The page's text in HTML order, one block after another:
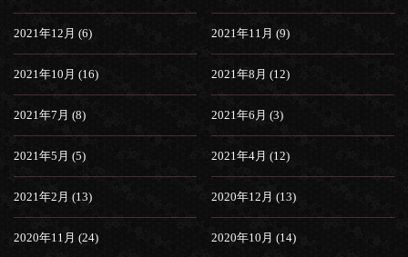
2021年12月 (6) 2021年11月 (9)
2021年10月 (16) 2021年8月 (12)
2021年7月 (8) 2021年6月 (3)
2021年5月 (5) 2021年4月 (12)
2021年2月 (13) 2020年12月 (13)
2020年11月 (24) 2020年10月 (14)